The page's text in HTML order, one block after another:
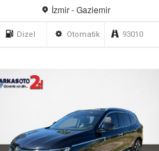
İzmir - Gaziemir
Dizel Otomatik 93010